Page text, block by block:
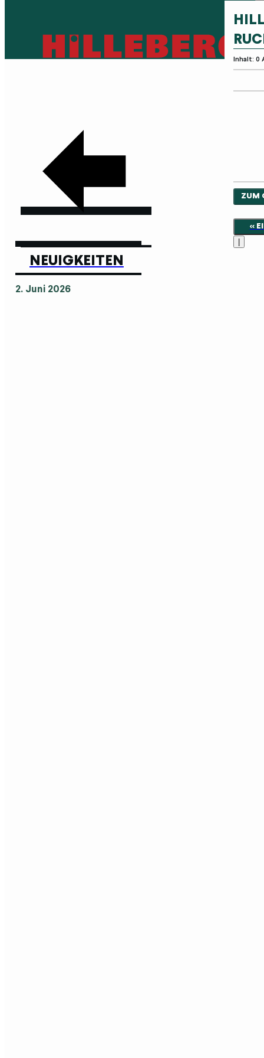
Inhalt: 0
ZUM
<<
NEUIGKEITEN
2. Juni 2026